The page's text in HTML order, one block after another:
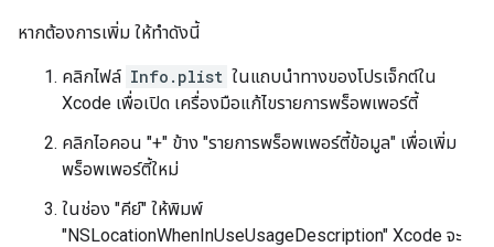
หากต้องการเพิ่ม ให้ทำดังนี้
คลิกไฟล์ Info.plist ในแถบนำทางของโปรเจ็กต์ใน
Xcode เพื่อเปิด เครื่องมือแก้ไขรายการพร็อพเพอร์ตี้
คลิกไอคอน "+" ข้าง "รายการพร็อพเพอร์ตี้ข้อมูล" เพื่อเพิ่ม
พร็อพเพอร์ตี้ใหม่
ในช่อง "คีย์" ให้พิมพ์
"NSLocationWhenInUseUsageDescription" Xcode จะ